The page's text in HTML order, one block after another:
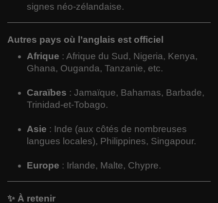
signes néo-zélandaise.
Autres pays où l’anglais est officiel
Afrique : Afrique du Sud, Nigeria, Kenya,
Ghana, Ouganda, Tanzanie, etc.
Caraïbes : Jamaïque, Bahamas, Barbade,
Trinidad-et-Tobago.
Asie : Inde (aux côtés de nombreuses
langues locales), Philippines, Singapour.
Europe : Irlande, Malte, Chypre.
✨ À retenir